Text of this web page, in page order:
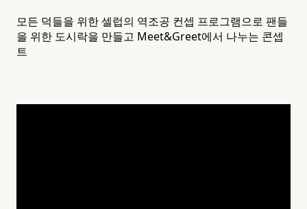
모든 덕들을 위한 셀럽의 역조공 컨셉 프로그램으로 팬들
을 위한 도시락을 만들고 Meet&Greet에서 나누는 콘셉
트